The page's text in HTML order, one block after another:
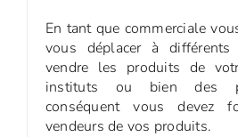
En tant que commerciale
vous déplacer à
vendre les produits de
instituts ou bien des
conséquent vous devez
vendeurs de vos produits.